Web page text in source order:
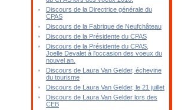
Discours de la Directrice générale du
CPAS
Discours de la Fabrique de Neufchâteau
Discours de la Présidente du CPAS
Discours de la Présidente du CPAS,
Joelle Devalet à l'occasion des voeux du
nouvel an.
Discours de Laura Van Gelder, échevine
du tourisme
Discours de Laura Van Gelder, le 21 juillet
Discours de Laura Van Gelder lors des
CEB